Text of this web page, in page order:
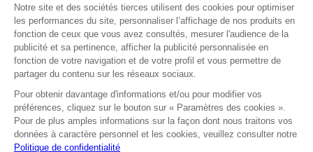
Tous droits réservés © Autobacs
Mentions légales RGPD
Cookies CGV